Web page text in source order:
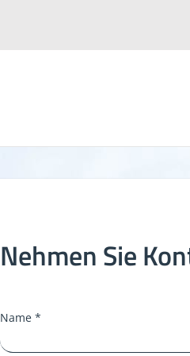
Nehmen Sie
Name *